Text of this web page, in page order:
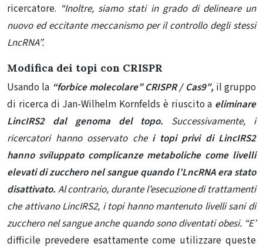
ricercatore. “Inoltre, siamo stati in grado di delineare un
nuovo ed eccitante meccanismo per il controllo degli stessi
LncRNA”.
Modifica dei topi con CRISPR
Usando la “forbice molecolare” CRISPR / Cas9″, il gruppo
di ricerca di Jan-Wilhelm Kornfelds è riuscito a eliminare
LincIRS2 dal genoma del topo.
Successivamente, i
ricercatori hanno osservato che i topi privi di LincIRS2
hanno sviluppato complicanze metaboliche come livelli
elevati di zucchero nel sangue quando l’LncRNA era stato
disattivato. Al contrario, durante l’esecuzione di trattamenti
che attivano LincIRS2, i topi hanno mantenuto livelli sani di
zucchero nel sangue anche quando sono diventati obesi. “E’
difficile prevedere esattamente come utilizzare queste